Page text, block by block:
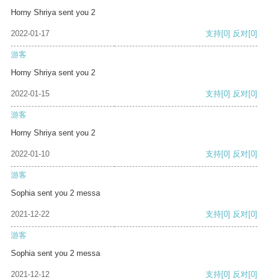
Horny Shriya sent you 2
2022-01-17 支持[0] 反对[0]
游客
Horny Shriya sent you 2
2022-01-15 支持[0] 反对[0]
游客
Horny Shriya sent you 2
2022-01-10 支持[0] 反对[0]
游客
Sophia sent you 2 messa
2021-12-22 支持[0] 反对[0]
游客
Sophia sent you 2 messa
2021-12-12 支持[0] 反对[0]